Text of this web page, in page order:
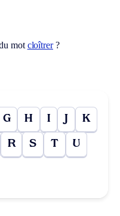
mot cloîtrer?
G H I J K
R S T U